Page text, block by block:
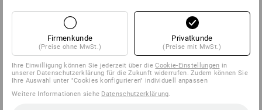
Firmenkunde
(Preise ohne MwSt.)
Privatkunde
(Preise mit MwSt.)
Ihre Einwilligung können Sie jederzeit über dieCookie-Einstellungen in
unserer Datenschutzerklärung für die Zukunft widerrufen. Zudem können Sie
Ihre Auswahl unter "Cookies konfigurieren" individuell anpassen
Weitere Informationen siehe Datenschutzerklärung